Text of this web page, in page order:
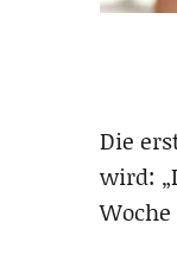
Die
wird: